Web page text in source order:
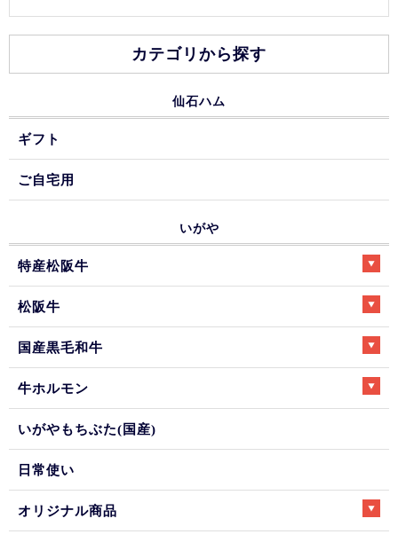
カテゴリから探す
仙石ハム
ギフト
ご自宅用
いがや
特産松阪牛
松阪牛
国産黒毛和牛
牛ホルモン
いがやもちぶた(国産)
日常使い
オリジナル商品